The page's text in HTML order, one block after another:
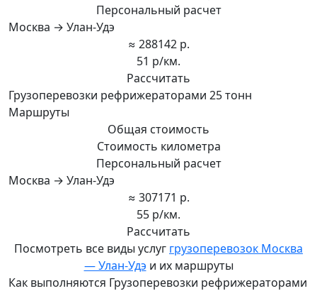
Персональный расчет
Москва → Улан-Удэ
≈ 288142 р.
51 р/км.
Рассчитать
Грузоперевозки рефрижераторами 25 тонн
Маршруты
Общая стоимость
Стоимость километра
Персональный расчет
Москва → Улан-Удэ
≈ 307171 р.
55 р/км.
Рассчитать
Посмотреть все виды услуг грузоперевозок Москва
— Улан-Удэ и их маршруты
Как выполняются Грузоперевозки рефрижераторами